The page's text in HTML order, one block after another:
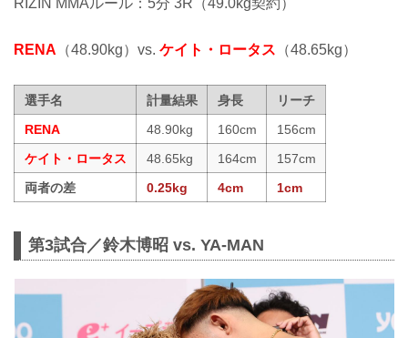
RIZIN MMAルール：5分 3R（49.0kg契約）
RENA （48.90kg）vs. ケイト・ロータス （48.65kg）
選手名 計量結果 身長
リーチ
RENA
48.90kg 160cm
156cm
ケイト・ロータス
48.65kg 164cm
157cm
両者の差
0.25kg 4cm 1cm
第3試合／鈴木博昭 vs. YA-MAN